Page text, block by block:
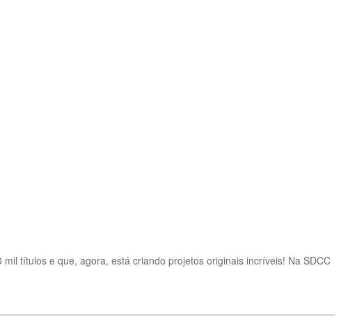
títulos e que, agora, está criando projetos originais incríveis! Na SDCC